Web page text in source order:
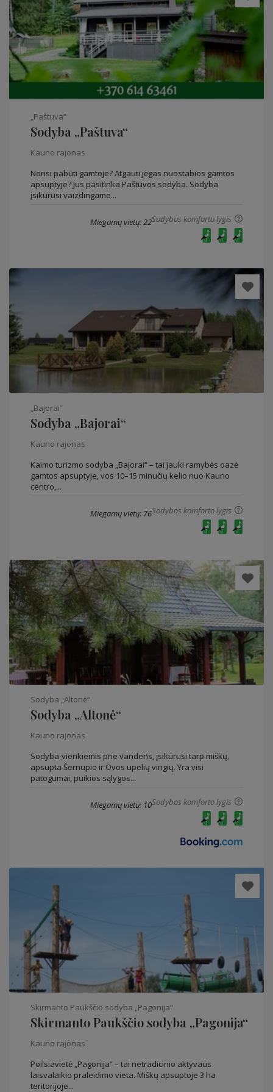
„Paštuva“
Sodyba „Paštuva“
Kauno rajonas
Norisi pabūti gamtoje? Atgauti jėgas nuostabios gamtos
apsuptyje? Jus pasitinka Paštuvos sodyba. Sodyba
įsikūrusi vaizdingame...
Sodybos komforto lygis
Miegamų vietų: 22
„Bajorai“
Sodyba „Bajorai“
Kauno rajonas
Kaimo turizmo sodyba „Bajorai“ – tai jauki ramybės oazė
gamtos apsuptyje, vos 10–15 minučių kelio nuo Kauno
centro,...
Sodybos komforto lygis
Miegamų vietų: 76
Sodyba „Altonė“
Sodyba „Altonė“
Kauno rajonas
Sodyba-vienkiemis prie vandens, įsikūrusi tarp miškų,
apsupta Šernupio ir Ovos upelių vingių. Yra visi
patogumai, puikios sąlygos...
Sodybos komforto lygis
Miegamų vietų: 10
Skirmanto Paukščio sodyba „Pagonija“
Skirmanto Paukščio sodyba „Pagonija“
Kauno rajonas
Poilsiavietė „Pagonija“ – tai netradicinio aktyvaus
laisvalaikio praleidimo vieta. Miškų apsuptoje 3 ha
teritorijoje...